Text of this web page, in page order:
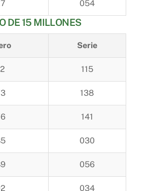
054
DE 15 MILLONES
Serie
115
138
141
030
056
034